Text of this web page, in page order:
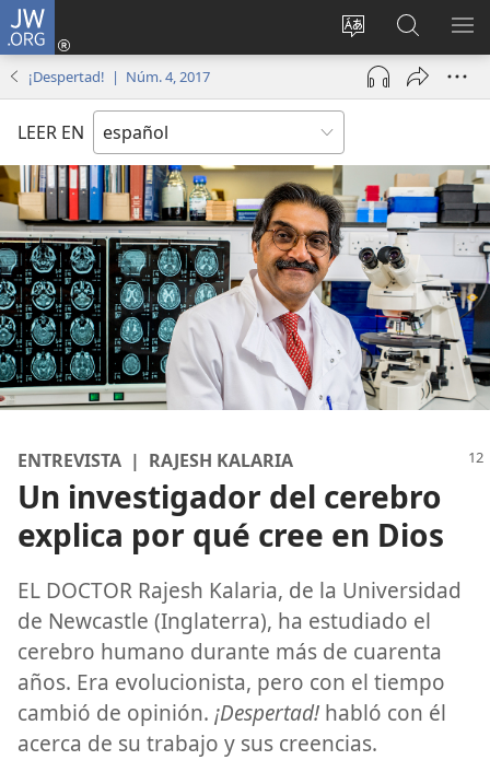
JW.ORG
Cambiar
idioma
del sitio
Iniciar
sesión
(abre
nueva
en
jw.org
¡Despertad! | Núm. 4, 2017
LEER EN
ENTREVISTA | RAJESH KALARIA
Un investigador del cerebro
explica por qué cree en Dios
EL DOCTOR Rajesh Kalaria, de la Universidad
de Newcastle (Inglaterra), ha estudiado el
cerebro humano durante más de cuarenta
años. Era evolucionista, pero con el tiempo
cambió de opinión. ¡Despertad! habló con él
acerca de su trabajo y sus creencias.